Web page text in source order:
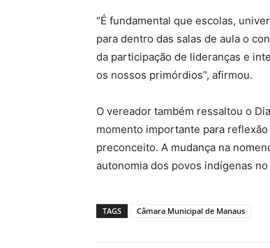
“É fundamental que escolas,
para dentro das salas de aula o
da participação de lideranças e
os nossos primórdios”, afirmou.
O vereador também ressaltou o
momento importante para
preconceito. A mudança na
autonomia dos povos indígenas no
TAGS Câmara Municipal de Manaus